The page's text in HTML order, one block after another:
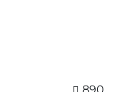
890